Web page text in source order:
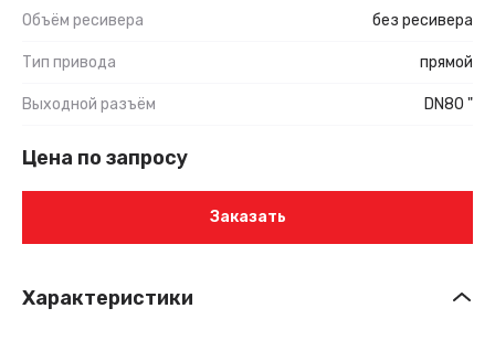
Объём ресивера без ресивера
Тип привода прямой
Выходной разъём DN80 "
Цена по запросу
Заказать
Характеристики